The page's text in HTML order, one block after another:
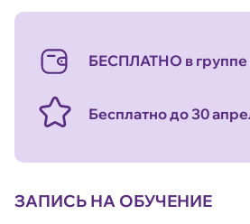
БЕСПЛАТНО в группе
Бесплатно до 30
ЗАПИСЬ НА ОБУЧЕНИЕ